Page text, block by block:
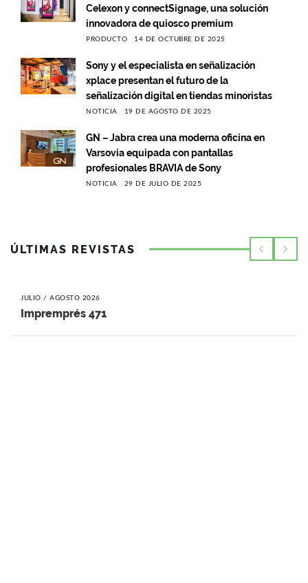
Celexon y connectSignage, una solución
innovadora de quiosco premium
PRODUCTO 14 DE OCTUBRE DE 2025
Sony y el especialista en señalización
xplace presentan el futuro de la
señalización digital en tiendas minoristas
NOTICIA 19 DE AGOSTO DE 2025
GN – Jabra crea una moderna oficina en
Varsovia equipada con pantallas
profesionales BRAVIA de Sony
NOTICIA 29 DE JULIO DE 2025
ÚLTIMAS REVISTAS
JULIO / AGOSTO 2026
Impremprés 471